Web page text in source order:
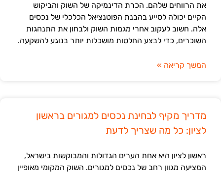
את הרווחים שלהם. הכרת הדינמיקה של השוק והביקוש
הקיים יכולה לסייע בהבנת הפוטנציאל הכלכלי של נכסים
אלה. חשוב לעקוב אחרי מגמות השוק ולבחון את התנהגות
השוכרים, כדי לבצע החלטות מושכלות יותר בנוגע להשקעה.
המשך קריאה »
מדריך מקיף לבחינת נכסים למגורים בראשון
לציון: כל מה שצריך לדעת
ראשון לציון היא אחת הערים הגדולות והמבוקשות בישראל,
המציעה מגוון רחב של נכסים למגורים. השוק המקומי מאופיין